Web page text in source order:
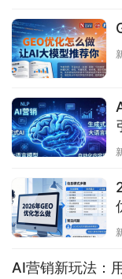
AI营销新玩法：